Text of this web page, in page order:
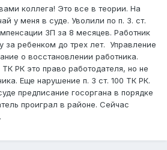
сторон. Поэтому вам и
доп.соглашение к ТД, где будет
компенсации. Если работник
потом расторгать ТД с
оговоренной компенсации.
вас нет оснований для
коллега! Это все в теории. На
у меня в суде. Уволили по п. 3. ст.
ЗП за 8 месяцев. Работник
за ребенком до трех лет. Управление
о восстановлении работника.
РК это право работодателя, но не
Еще нарушение п. 3 ст. 100 ТК РК.
предписание госоргана в порядке
проиграл в районе. Сейчас